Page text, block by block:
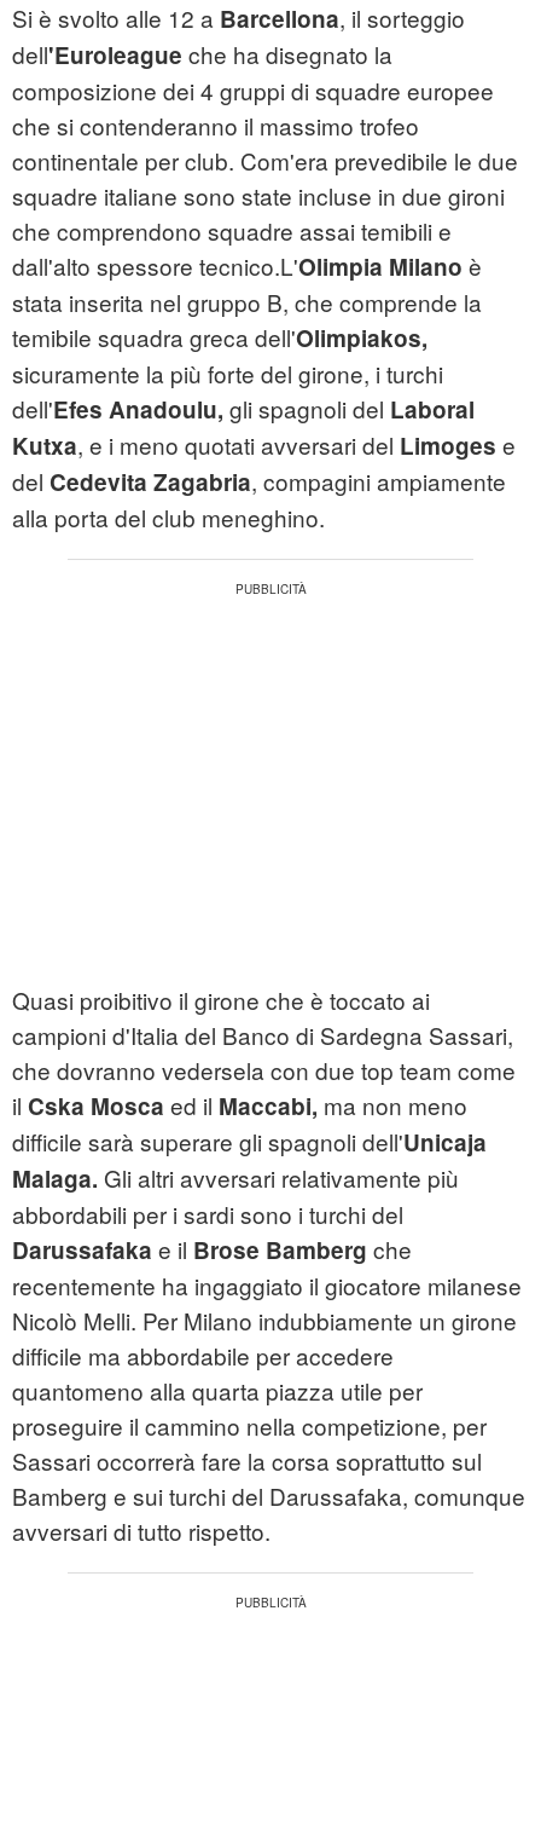
Si è svolto alle 12 a Barcellona, il sorteggio
dell'Euroleague che ha disegnato la
composizione dei 4 gruppi di squadre europee
che si contenderanno il massimo trofeo
continentale per club. Com'era prevedibile le due
squadre italiane sono state incluse in due gironi
che comprendono squadre assai temibili e
dall'alto spessore tecnico.L'Olimpia Milano è
stata inserita nel gruppo B, che comprende la
temibile squadra greca dell'Olimpiakos,
sicuramente la più forte del girone, i turchi
dell'Efes Anadoulu, gli spagnoli del Laboral
Kutxa, e i meno quotati avversari del Limoges e
del Cedevita Zagabria, compagini ampiamente
alla porta del club meneghino.
Quasi proibitivo il girone che è toccato ai
campioni d'Italia del Banco di Sardegna Sassari,
che dovranno vedersela con due top team come
il Cska Mosca ed il Maccabi, ma non meno
difficile sarà superare gli spagnoli dell'Unicaja
Malaga. Gli altri avversari relativamente più
abbordabili per i sardi sono i turchi del
Darussafaka e il Brose Bamberg che
recentemente ha ingaggiato il giocatore milanese
Nicolò Melli. Per Milano indubbiamente un girone
difficile ma abbordabile per accedere
quantomeno alla quarta piazza utile per
proseguire il cammino nella competizione, per
Sassari occorrerà fare la corsa soprattutto sul
Bamberg e sui turchi del Darussafaka, comunque
avversari di tutto rispetto.